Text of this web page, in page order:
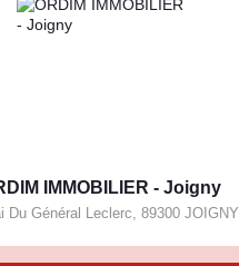
IMMOBILIER - Joigny
Du Général Leclerc 89300 JOIGNY